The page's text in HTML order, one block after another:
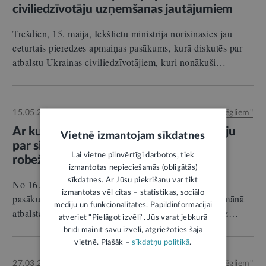
civiliedzīvotāju uzņemšanas jautājumiem
Trešdien, 15. maijā, Iekšlietu ministrijā norisināsies jau
ceturtais pieredzes apmaiņas pasākums, kurā diskutēs par
atbalstu Ukrainas civiliedzīvotājiem, kuri nonākuši…
15.05.2024. Biedrība "Gribu palīdzēt bēgļiem"
Ar kultūras notikumiem veicinās diskusiju
par situāciju uz Latvijas–Baltkrievijas
robežas
No 16. līdz 20. maijam Rīgā un Daugavpilī notiks
pasākumu kopums ar mērķi veicināt diskusiju par humānā
atbalsta sniegšanu un patvēruma tiesību ievērošanu uz…
27.03.2024. Biedrība "Gribu palīdzēt bēgļiem"
Vietnē izmantojam sīkdatnes
Lai vietne pilnvērtīgi darbotos, tiek
izmantotas nepieciešamās (obligātās)
sīkdatnes. Ar Jūsu piekrišanu var tikt
izmantotas vēl citas – statistikas, sociālo
mediju un funkcionalitātes. Papildinformācijai
atveriet "Pielāgot izvēli". Jūs varat jebkurā
brīdī mainīt savu izvēli, atgriežoties šajā
vietnē. Plašāk –sīkdatņu politikā.